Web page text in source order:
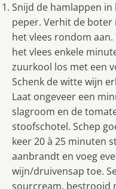
Snijd de hamlappen
peper. Verhit de
het vlees rondom
het vlees enkele
zuurkool los met een
Schenk de witte wijn
Laat ongeveer een
slagroom en de
stoofschotel. Schep
keer 20 à 25 minuten
aanbrandt en voeg
wijn/druivensap toe.
sourcream, bestrooid